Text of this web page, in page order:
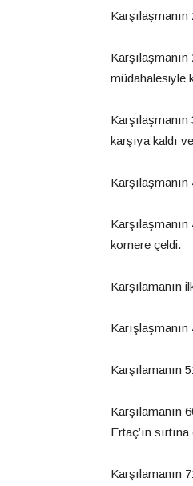
müdahalesiyle
karşıya kaldı
kornere çeldi.
Karşılamanın
Karşılamanın
Karşılamanın
Ertaç’ın
Karşılamanın